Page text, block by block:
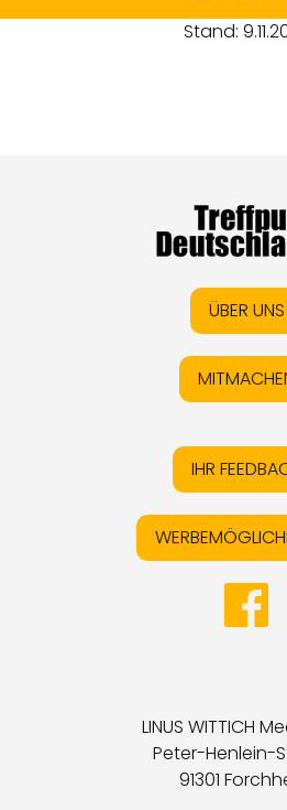
Stand:
ÜBER UNS
IHR
LINUS WITTICH
Peter-Henlein-
91301